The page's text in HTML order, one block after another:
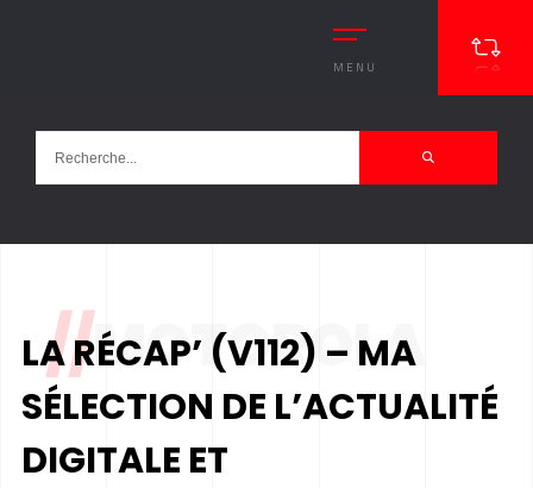
MENU
//MOTOROLA
LA RÉCAP’ (V112) – MA
SÉLECTION DE L’ACTUALITÉ
DIGITALE ET